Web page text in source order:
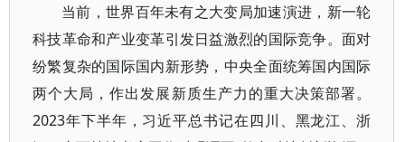
当前，世界百年未有之大变局加速演进，新一轮
科技革命和产业变革引发日益激烈的国际竞争。面对
纷繁复杂的国际国内新形势，中央全面统筹国内国际
两个大局，作出发展新质生产力的重大决策部署。
2023年下半年，习近平总书记在四川、黑龙江、浙